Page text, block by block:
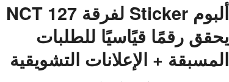
ألبوم Sticker لفرقة NCT 127
يحقق رقمًا قيًاسيًا للطلبات
المسبقة + الإعلانات التشويقية